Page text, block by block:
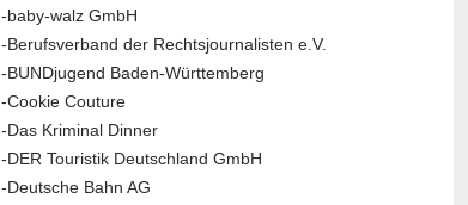
-baby-walz GmbH
-Berufsverband der Rechtsjournalisten e.V.
-BUNDjugend Baden-Württemberg
-Cookie Couture
-Das Kriminal Dinner
-DER Touristik Deutschland GmbH
-Deutsche Bahn AG